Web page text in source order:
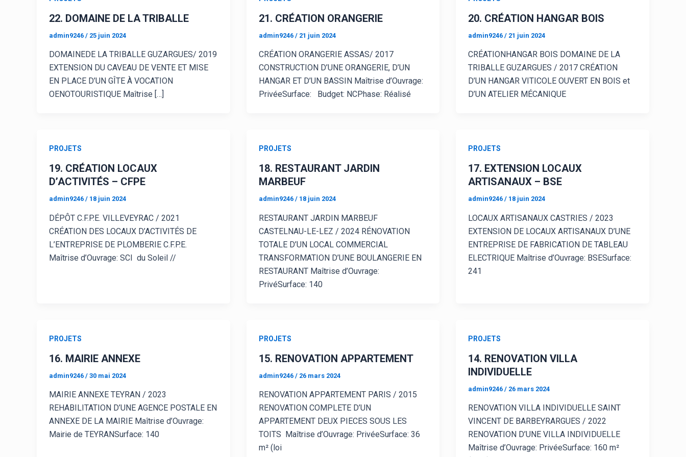
22. DOMAINE DE LA TRIBALLE
admin9246 / 25 juin 2024
DOMAINEDE LA TRIBALLE GUZARGUES/ 2019
EXTENSION DU CAVEAU DE VENTE ET MISE
EN PLACE D’UN GÎTE À VOCATION
OENOTOURISTIQUE Maîtrise […]
21. CRÉATION ORANGERIE
admin9246 / 21 juin 2024
CRÉATION ORANGERIE ASSAS/ 2017
CONSTRUCTION D’UNE ORANGERIE, D’UN
HANGAR ET D’UN BASSIN Maîtrise d’Ouvrage:
PrivéeSurface: Budget: NCPhase: Réalisé
20. CRÉATION HANGAR BOIS
admin9246/ 21 juin 2024
CRÉATIONHANGAR BOIS DOMAINE DE LA
TRIBALLE GUZARGUES / 2017 CRÉATION
D’UN HANGAR VITICOLE OUVERT EN BOIS et
D’UN ATELIER MÉCANIQUE
PROJETS
19. CRÉATION LOCAUX
D’ACTIVITÉS – CFPE
admin9246 / 18 juin 2024
DÉPÔT C.F.P.E. VILLEVEYRAC / 2021
CRÉATION DES LOCAUX D’ACTIVITÉS DE
L’ENTREPRISE DE PLOMBERIE C.F.P.E.
Maîtrise d’Ouvrage: SCI du Soleil //
PROJETS
18. RESTAURANT JARDIN
MARBEUF
admin9246 / 18 juin 2024
RESTAURANT JARDIN MARBEUF
CASTELNAU-LE-LEZ / 2024 RÉNOVATION
TOTALE D’UN LOCAL COMMERCIAL
TRANSFORMATION D’UNE BOULANGERIE EN
RESTAURANT Maîtrise d’Ouvrage:
PrivéSurface: 140
PROJETS
17. EXTENSION LOCAUX
ARTISANAUX – BSE
admin9246/ 18 juin 2024
LOCAUX ARTISANAUX CASTRIES / 2023
EXTENSION DE LOCAUX ARTISANAUX D’UNE
ENTREPRISE DE FABRICATION DE TABLEAU
ELECTRIQUE Maîtrise d’Ouvrage: BSESurface:
241
PROJETS
16. MAIRIE ANNEXE
admin9246 / 30 mai 2024
MAIRIE ANNEXE TEYRAN / 2023
REHABILITATION D’UNE AGENCE POSTALE EN
ANNEXE DE LA MAIRIE Maîtrise d’Ouvrage:
Mairie de TEYRANSurface: 140
PROJETS
15. RENOVATION APPARTEMENT
admin9246 / 26 mars 2024
RENOVATION APPARTEMENT PARIS / 2015
RENOVATION COMPLETE D’UN
APPARTEMENT DEUX PIECES SOUS LES
TOITS Maîtrise d’Ouvrage: PrivéeSurface: 36
m² (loi
PROJETS
14. RENOVATION VILLA
INDIVIDUELLE
admin9246/ 26 mars 2024
RENOVATION VILLA INDIVIDUELLE SAINT
VINCENT DE BARBEYRARGUES / 2022
RENOVATION D’UNE VILLA INDIVIDUELLE
Maîtrise d’Ouvrage: PrivéeSurface: 160 m²